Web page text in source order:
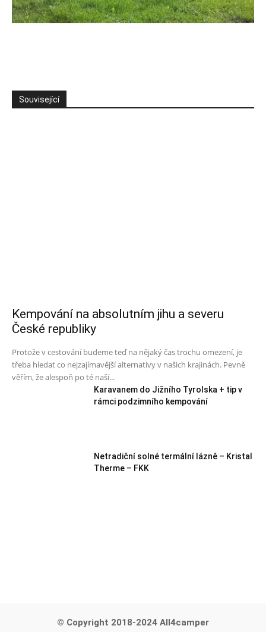
Související
Kempování na absolutním jihu a severu
České republiky
Protože v cestování budeme teď na nějaký čas trochu omezení, je
třeba hledat co nejzajímavější alternativy v našich krajinách. Pevně
věřím, že alespoň po té naší...
Karavanem do Jižního Tyrolska + tip v
rámci podzimního kempování
Netradiční solné termální lázně – Kristal
Therme – FKK
© Copyright 2018-2024 All4camper